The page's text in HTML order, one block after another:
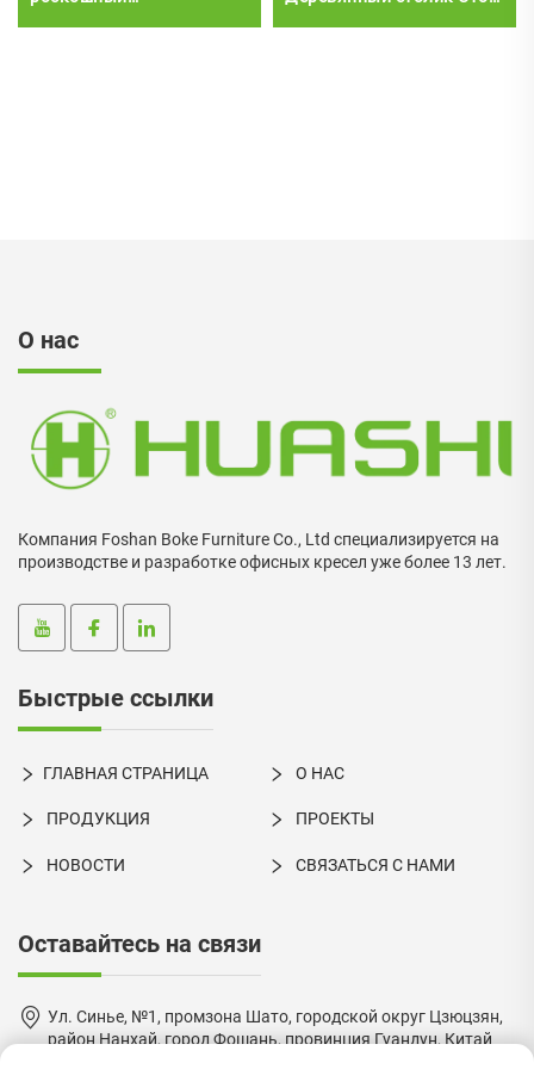
О нас
Компания Foshan Boke Furniture Co., Ltd специализируется на
производстве и разработке офисных кресел уже более 13 лет.
Быстрые ссылки
ГЛАВНАЯ СТРАНИЦА О НАС
ПРОДУКЦИЯ ПРОЕКТЫ
НОВОСТИ СВЯЗАТЬСЯ С НАМИ
Оставайтесь на связи
Ул. Синье, №1, промзона Шато, городской округ Цзюцзян,
район Нанхай, город Фошань, провинция Гуандун, Китай